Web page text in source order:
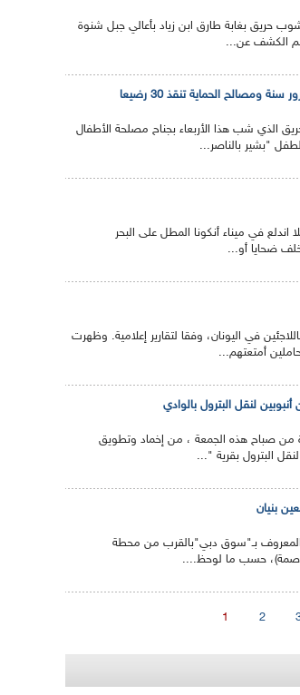
حريق بغابة طارق ابن زياد بأعالي جبل شنوة
الكشف عن...
ومصالح الحماية تنقذ 30 رضيعا
الذي شب هذا الأربعاء بجناح مصلحة الأطفال
"بشير بالناصر...
اندلع في ميناء أنكونا المطل على البحر
ضحايا أو...
في اليونان، وفقا لتقارير إعلامية. وظهرت
أمتعتهم...
لنقل البترول بالوادي
من صباح هذه الجمعة ، من إخماد وتطويق
البترول بقرية "...
بنيان
المعروف بـ"سوق دبي"بالقرب من محطة
حسب ما لوحظ....
1 2